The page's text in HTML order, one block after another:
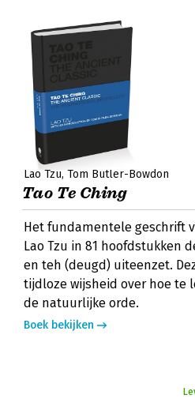
Lao Tzu Tom Butler-Bowdon
Tao Te Ching
Het fundamentele geschrift
Lao Tzu in 81 hoofdstukken
en teh (deugd) uiteenzet.
tijdloze wijsheid over hoe te
de natuurlijke orde.
Boek bekijken